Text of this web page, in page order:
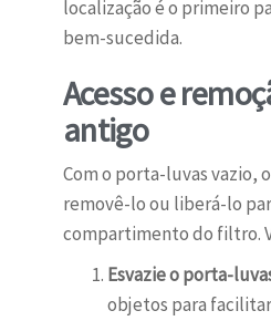
localização é o primeiro
bem-sucedida.
Acesso e
antigo
Com o porta-luvas vazio,
removê-lo ou liberá-lo
compartimento do filtro.
Esvazie o porta-
objetos para